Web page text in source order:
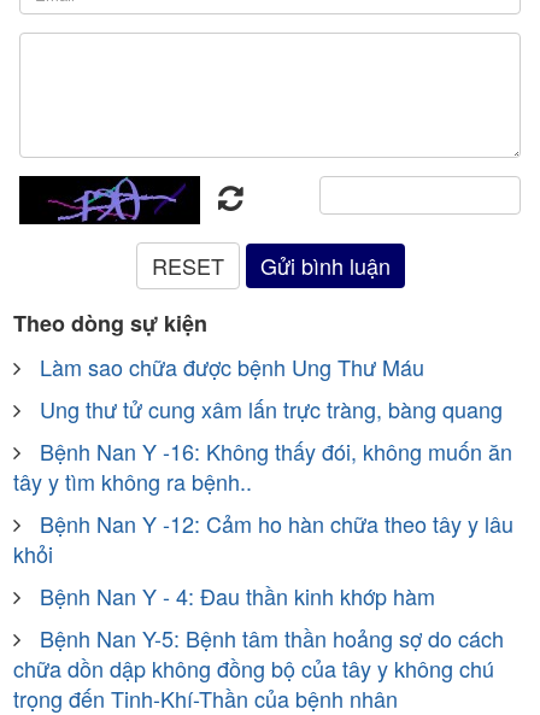
Theo dòng sự kiện
Làm sao chữa được bệnh Ung Thư Máu
Ung thư tử cung xâm lấn trực tràng, bàng quang
Bệnh Nan Y -16: Không thấy đói, không muốn ăn
tây y tìm không ra bệnh..
Bệnh Nan Y -12: Cảm ho hàn chữa theo tây y lâu
khỏi
Bệnh Nan Y - 4: Đau thần kinh khớp hàm
Bệnh Nan Y-5: Bệnh tâm thần hoảng sợ do cách
chữa dồn dập không đồng bộ của tây y không chú
trọng đến Tinh-Khí-Thần của bệnh nhân